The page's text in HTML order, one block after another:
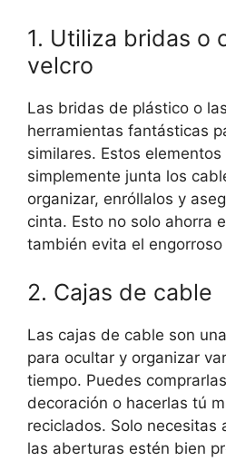
1. Utiliza bridas o
velcro
Las bridas de plástico o
herramientas fantásticas
similares. Estos
simplemente junta los
organizar, enróllalos y
cinta. Esto no solo ahorra
también evita el
2. Cajas de cable
Las cajas de cable son
para ocultar y organizar
tiempo. Puedes
decoración o hacerlas tú
reciclados. Solo necesitas
las aberturas estén bien